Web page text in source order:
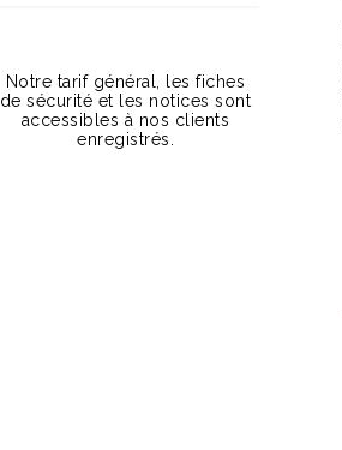
Notre tarif général, les fiches
de sécurité et les notices sont
accessibles à nos clients
enregistrés.